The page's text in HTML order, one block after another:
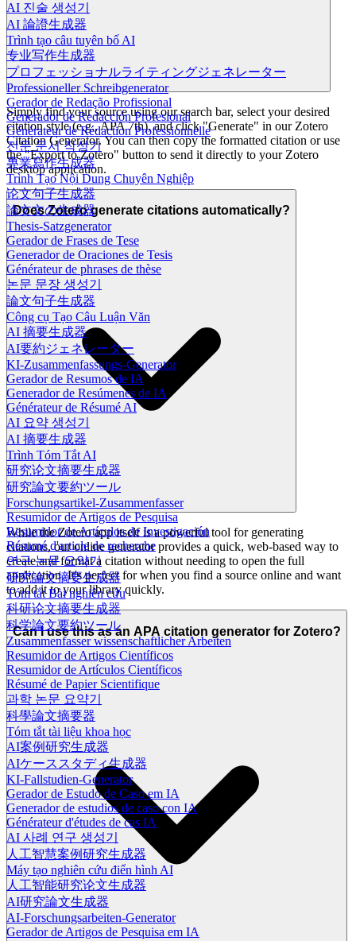
AI 진술 생성기
AI 論證生成器
Trình tạo câu tuyên bố AI
专业写作生成器
プロフェッショナルライティングジェネレーター
Professioneller Schreibgenerator
Gerador de Redação Profissional
Generador de Redacción Profesional
Générateur de Rédaction Professionnelle
전문 문서 작성기
專業寫作生成器
Trình Tạo Nội Dung Chuyên Nghiệp
论文句子生成器
論文文の生成器
Thesis-Satzgenerator
Gerador de Frases de Tese
Generador de Oraciones de Tesis
Générateur de phrases de thèse
논문 문장 생성기
論文句子生成器
Công cụ Tạo Câu Luận Văn
AI 摘要生成器
AI要約ジェネレーター
KI-Zusammenfassungs-Generator
Gerador de Resumos de IA
Generador de Resúmenes de IA
Générateur de Résumé AI
AI 요약 생성기
AI 摘要生成器
Trình Tóm Tắt AI
研究论文摘要生成器
研究論文要約ツール
Forschungsartikel-Zusammenfasser
Resumidor de Artigos de Pesquisa
Resumidor de Artículos de Investigación
Résumé d'article de recherche
연구 논문 요약기
研究論文摘要生成器
Tóm tắt Bài nghiên cứu
科研论文摘要生成器
科学論文要約ツール
Zusammenfasser wissenschaftlicher Arbeiten
Resumidor de Artigos Científicos
Resumidor de Artículos Científicos
Résumé de Papier Scientifique
과학 논문 요약기
科學論文摘要器
Tóm tắt tài liệu khoa học
AI案例研究生成器
AIケーススタディ生成器
KI-Fallstudien-Generator
Gerador de Estudo de Caso em IA
Generador de estudios de caso con IA
Générateur d'études de cas IA
AI 사례 연구 생성기
人工智慧案例研究生成器
Máy tạo nghiên cứu điển hình AI
人工智能研究论文生成器
AI研究論文生成器
AI-Forschungsarbeiten-Generator
Gerador de Artigos de Pesquisa em IA
Simply find your source using our search bar, select your desired
citation style (e.g., APA 7th), and click "Generate" in our Zotero
Citation Generator. You can then copy the formatted citation or use
the "Export to Zotero" button to send it directly to your Zotero
desktop application.
Does Zotero generate citations automatically?
While the Zotero app itself is a powerful tool for generating
citations, our online generator provides a quick, web-based way to
create and format a citation without needing to open the full
application. It's perfect for when you find a source online and want
to add it to your library quickly.
Can I use this as an APA citation generator for Zotero?